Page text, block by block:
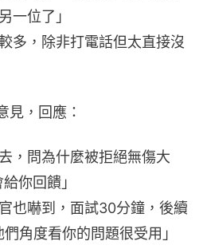
一位了」
多，除非打電話但太直接沒
見，回應：
，問為什麼被拒絕無傷大
你回饋」
也嚇到，面試30分鐘，後續
角度看你的問題很受用」